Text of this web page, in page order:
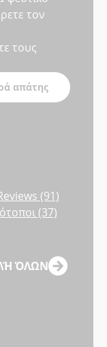
τον
τους
απάτης
(91)
(37)
ΌΛΩΝ